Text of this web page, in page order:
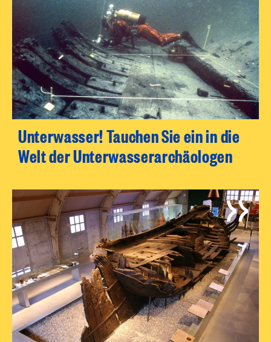
Unterwasser! Tauchen Sie ein in die
Welt der Unterwasserarchäologen